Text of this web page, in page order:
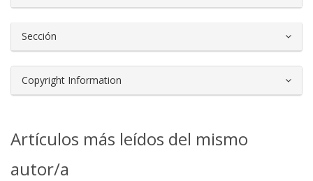
Sección
Copyright Information
Artículos más leídos del mismo
autor/a